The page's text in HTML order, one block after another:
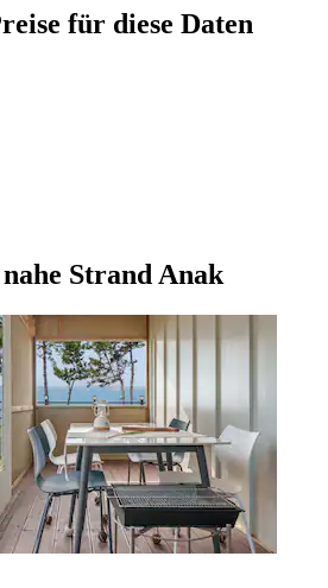
für diese Daten
Strand Anak